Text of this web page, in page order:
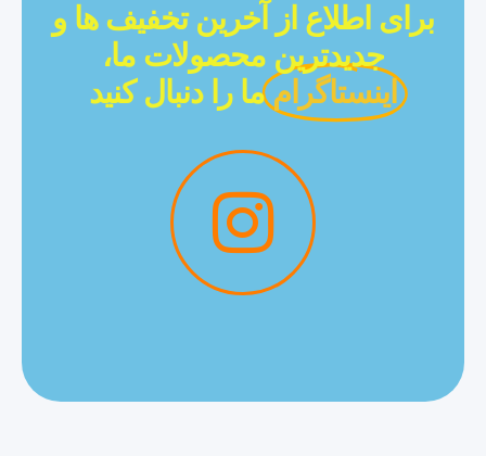
برای اطلاع از آخرین تخفیف ها و
جدیدترین محصولات ما،
اینستاگرام ما را دنبال کنید